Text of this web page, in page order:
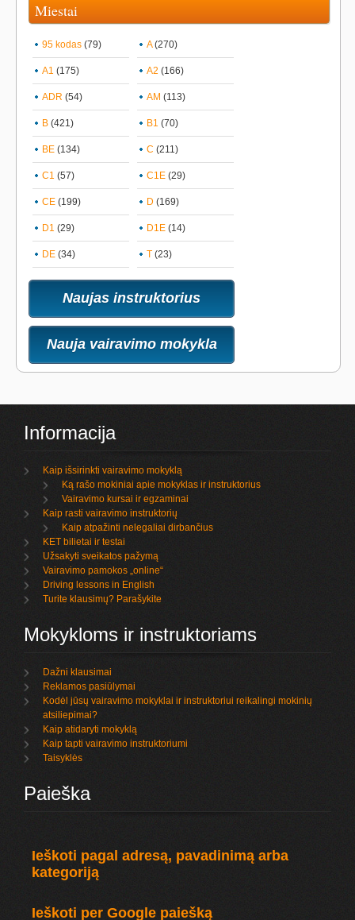
Miestai
95 kodas (79) A(270)
A1 (175) A2 (166)
ADR (54) AM (113)
B (421) B1 (70)
BE (134) C (211)
C1 (57) C1E (29)
CE (199) D (169)
D1 (29) D1E (14)
DE (34) T (23)
Naujas instruktorius
Nauja vairavimo mokykla
Informacija
Kaip išsirinkti vairavimo mokyklą
Ką rašo mokiniai apie mokyklas ir instruktorius
Vairavimo kursai ir egzaminai
Kaip rasti vairavimo instruktorių
Kaip atpažinti nelegaliai dirbančius
KET bilietai ir testai
Užsakyti sveikatos pažymą
Vairavimo pamokos „online“
Driving lessons in English
Turite klausimų? Parašykite
Mokykloms ir instruktoriams
Dažni klausimai
Reklamos pasiūlymai
Kodėl jūsų vairavimo mokyklai ir instruktoriui reikalingi mokinių
atsiliepimai?
Kaip atidaryti mokyklą
Kaip tapti vairavimo instruktoriumi
Taisyklės
Paieška
Ieškoti pagal adresą, pavadinimą arba
kategoriją
Ieškoti per Google paiešką